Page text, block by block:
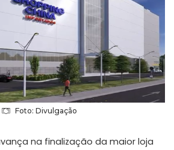
Foto: Divulgação
na finalização da maior loja